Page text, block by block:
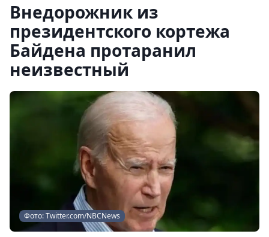
Внедорожник из
президентского кортежа
Байдена протаранил
неизвестный
Фото: Twitter.com/NBCNews